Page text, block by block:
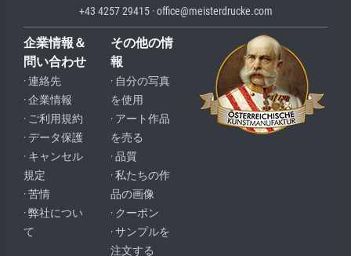
+43 4257 29415 · office@meisterdrucke.com
企業情報＆
問い合わせ
· 連絡先
· 企業情報
· ご利用規約
· データ保護
· キャンセル
規定
· 苦情
· 弊社につい
て
その他の情
報
· 自分の写真
を使用
· アート作品
を売る
· 品質
· 私たちの作
品の画像
· クーポン
· サンプルを
注文する